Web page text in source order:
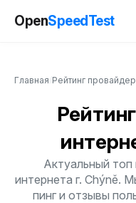
OpenSpeedTest
Главная Рейтинг
Актуальный
интернета г. Chýně.
пинг и отзывы